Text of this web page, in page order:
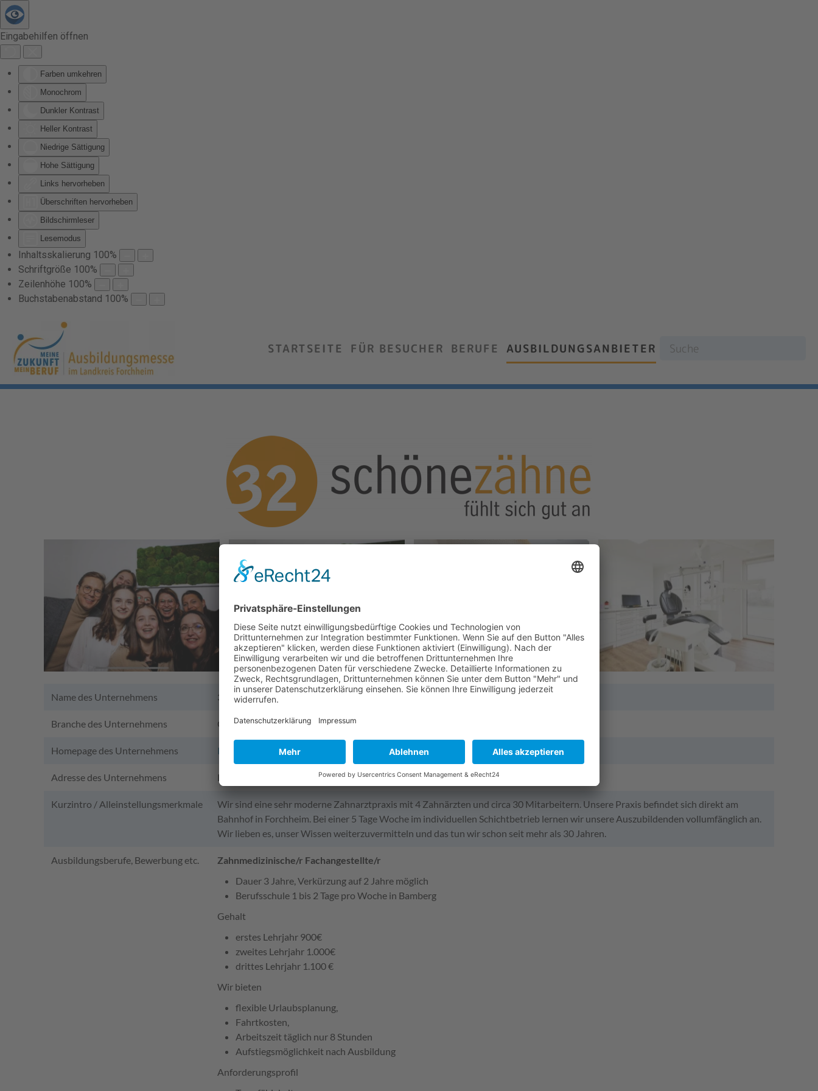
Eingabehilfen öffnen
Farben umkehren
Monochrom
Dunkler Kontrast
Heller Kontrast
Niedrige Sättigung
Hohe Sättigung
Links hervorheben
Überschriften hervorheben
Bildschirmleser
Lesemodus
Inhaltsskalierung 100%
Schriftgröße 100%
Zeilenhöhe 100%
Buchstabenabstand 100%
Zum Hauptinhalt springen
STARTSEITE FÜR BESUCHER BERUFE AUSBILDUNGSANBIETER
Name des Unternehmens 32 schöne Zähne - PD Dr. Dr. Markus Schlee & PD Dr. Florian Rathe
Branche des Unternehmens Gesundheitswesen - Zahnmedizin
Homepage des Unternehmens Ihre Zahnarztpraxis in Forchheim (32schoenezaehne.de)
Adresse des Unternehmens Bayreuther Straße 39, 91301 Forchheim
Kurzintro / Alleinstellungsmerkmale
Wir sind eine sehr moderne Zahnarztpraxis mit 4 Zahnärzten und circa 30 Mitarbeitern. Unsere Praxis befindet sich direkt am
Bahnhof in Forchheim. Bei einer 5 Tage Woche im individuellen Schichtbetrieb lernen wir unsere Auszubildenden vollumfänglich an.
Wir lieben es, unser Wissen weiterzuvermitteln und das tun wir schon seit mehr als 30 Jahren.
Ausbildungsberufe, Bewerbung etc.
Zahnmedizinische/r Fachangestellte/r
Dauer 3 Jahre, Verkürzung auf 2 Jahre möglich
Berufsschule 1 bis 2 Tage pro Woche in Bamberg
Gehalt
erstes Lehrjahr 900€
zweites Lehrjahr 1.000€
drittes Lehrjahr 1.100 €
Wir bieten
flexible Urlaubsplanung,
Fahrtkosten,
Arbeitszeit täglich nur 8 Stunden
Aufstiegsmöglichkeit nach Ausbildung
Anforderungsprofil